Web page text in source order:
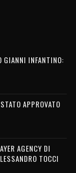
GIANNI INFANTINO:
APPROVATO
AGENCY DI
TOCCI